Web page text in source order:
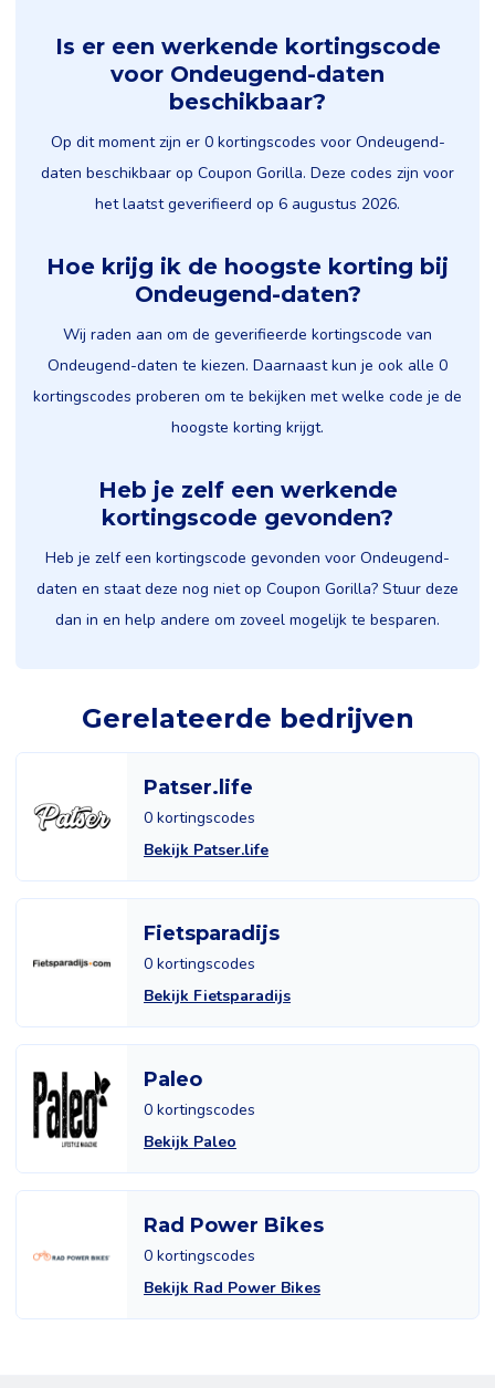
Is er een werkende kortingscode
voor Ondeugend-daten
beschikbaar?
Op dit moment zijn er 0 kortingscodes voor Ondeugend-
daten beschikbaar op Coupon Gorilla. Deze codes zijn voor
het laatst geverifieerd op 6 augustus 2026.
Hoe krijg ik de hoogste korting bij
Ondeugend-daten?
Wij raden aan om de geverifieerde kortingscode van
Ondeugend-daten te kiezen. Daarnaast kun je ook alle 0
kortingscodes proberen om te bekijken met welke code je de
hoogste korting krijgt.
Heb je zelf een werkende
kortingscode gevonden?
Heb je zelf een kortingscode gevonden voor Ondeugend-
daten en staat deze nog niet op Coupon Gorilla? Stuur deze
dan in en help andere om zoveel mogelijk te besparen.
Gerelateerde bedrijven
Patser.life
0 kortingscodes
Bekijk Patser.life
Fietsparadijs
0 kortingscodes
Bekijk Fietsparadijs
Paleo
0 kortingscodes
Bekijk Paleo
Rad Power Bikes
0 kortingscodes
Bekijk Rad Power Bikes